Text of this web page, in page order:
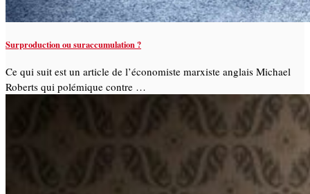
Surproduction ou suraccumulation ?
Ce qui suit est un article de l’économiste marxiste anglais Michael
Roberts qui polémique contre …